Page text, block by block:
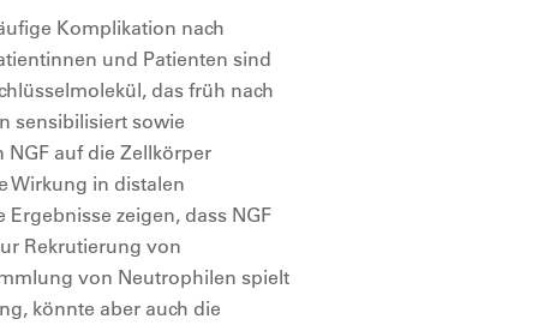
Komplikation nach
und Patienten sind
das früh nach
sensibilisiert sowie
NGF auf die Zellkörper
Wirkung in distalen
zeigen, dass NGF
Rekrutierung von
von Neutrophilen spielt
könnte aber auch die